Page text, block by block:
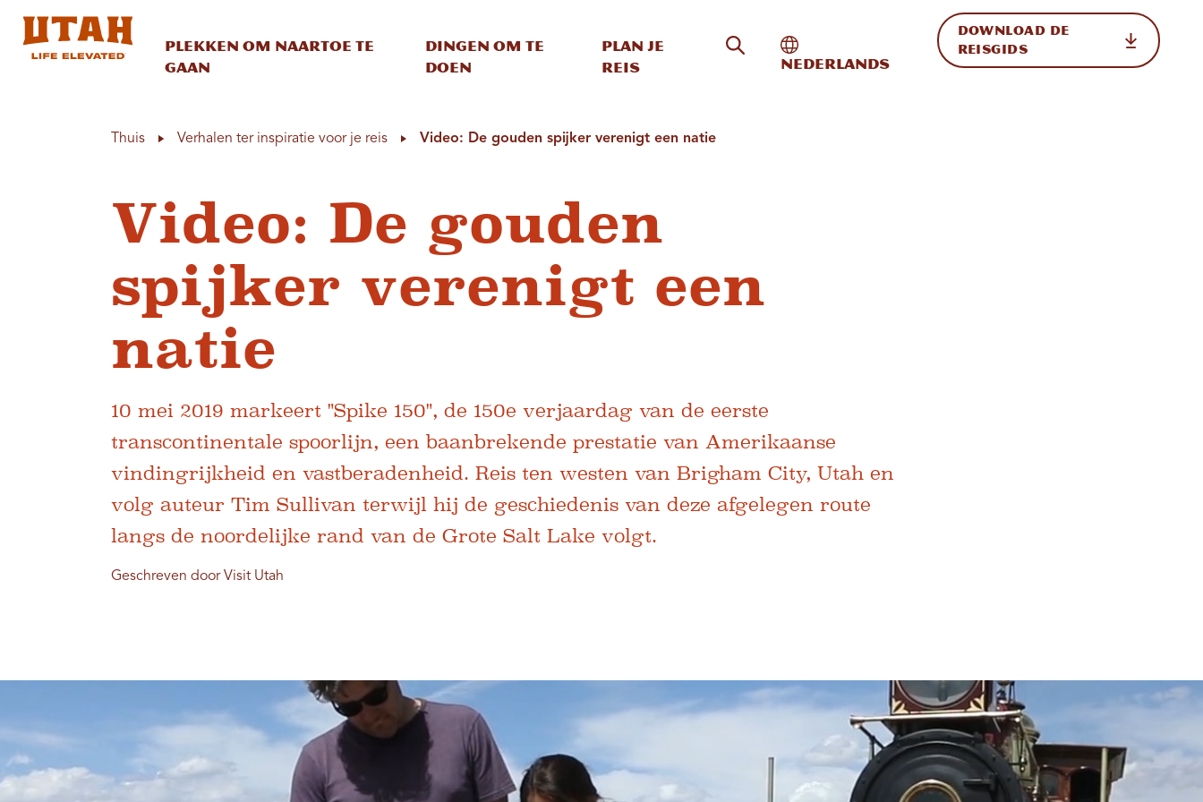
Plekken om naartoe te
gaan
Dingen om te
doen
Plan je
reis
Zoeken op de site
Internationale weergave in-/uitschakelen
Nederlands
DOWNLOAD DE
REISGIDS
Thuis Verhalen ter inspiratie voor je reis Video: De gouden spijker verenigt een natie
Video: De gouden
spijker verenigt een
natie
10 mei 2019 markeert "Spike 150", de 150e verjaardag van de eerste
transcontinentale spoorlijn, een baanbrekende prestatie van Amerikaanse
vindingrijkheid en vastberadenheid. Reis ten westen van Brigham City, Utah en
volg auteur Tim Sullivan terwijl hij de geschiedenis van deze afgelegen route
langs de noordelijke rand van de Grote Salt Lake volgt.
Geschreven door Visit Utah